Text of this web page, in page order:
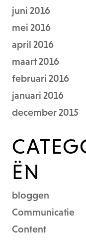
juni 2016
mei 2016
april 2016
maart 2016
februari 2016
januari 2016
december 2015
ËN
bloggen
Communicatie
Content